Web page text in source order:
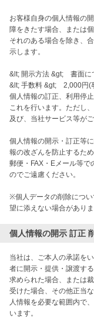
お客様自身の個人情報の
障をきたす場合、または
それのある場合を除き、
示します。
&lt; 開示方法 &gt;　書面
&lt; 手数料 &gt;　2,000円
個人情報の訂正、利用停
これを行います。ただし
及び、当社サービス等が
個人情報の開示・訂正等
報の改ざんを防止するた
郵便・FAX・Eメール等
のでご遠慮ください。
※個人データの削除につ
望に添えない場合がありま
個人情報の開示 訂正
当社は、ご本人の承諾を
者に開示・提供・譲渡す
求められた場合、または
受けた場合、その他正当
人情報を必要な範囲内で
います。